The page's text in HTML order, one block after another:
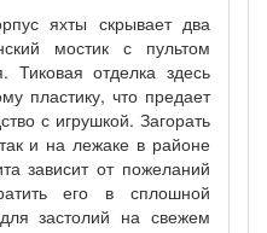
яхты скрывает два
мостик с пультом
Тиковая отделка здесь
пластику, что предает
с игрушкой. Загорать
и на лежаке в районе
зависит от пожеланий
его в сплошной
застолий на свежем